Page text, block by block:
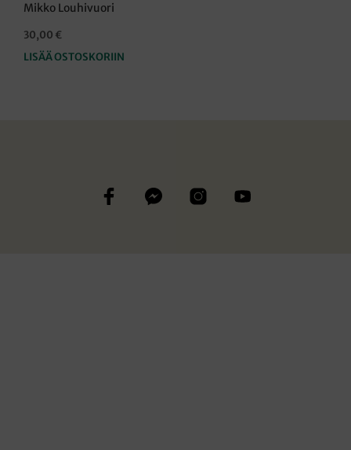
Mikko Louhivuori
30,00 €
LISÄÄ OSTOSKORIIN